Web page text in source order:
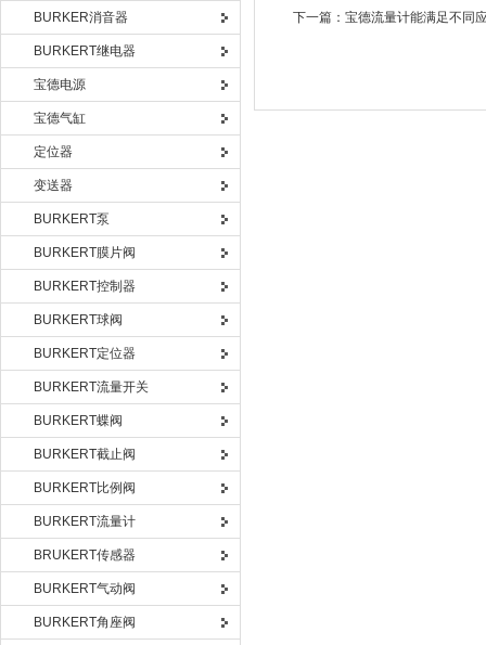
BURKER消音器
BURKERT继电器
宝德电源
宝德气缸
定位器
变送器
BURKERT泵
BURKERT膜片阀
BURKERT控制器
BURKERT球阀
BURKERT定位器
BURKERT流量开关
BURKERT蝶阀
BURKERT截止阀
BURKERT比例阀
BURKERT流量计
BRUKERT传感器
BURKERT气动阀
BURKERT角座阀
下一篇： 宝德流量计能满足不同